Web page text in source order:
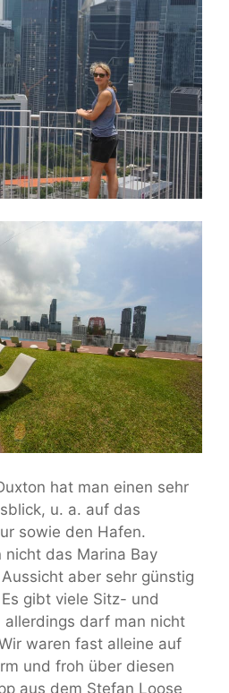
hat man einen sehr
u. a. auf das
sowie den Hafen.
das Marina Bay
aber sehr günstig
gibt viele Sitz- und
allerdings darf man nicht
waren fast alleine auf
und froh über diesen
aus dem Stefan Loose